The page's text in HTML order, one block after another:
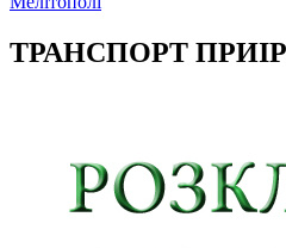
ТРАНСПОРТ